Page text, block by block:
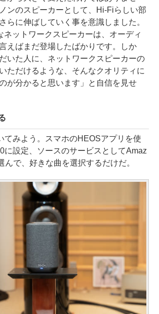
ンのスピーカーとして、Hi-Fiらしい部
らに伸ばしていく事を意識しました。
ネットワークスピーカーは、オーディ
えばまだ登場したばかりです。しか
いた人に、ネットワークスピーカーの
ただけるような、そんなクオリティに
が分かると思います」と自信を見せ
てみよう。スマホのHEOSアプリを使
に設定、ソースのサービスとしてAmaz
んで、好きな曲を選択するだけだ。